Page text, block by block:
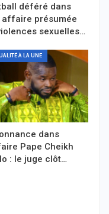
déféré dans
affaire présumée
sexuelles…
À LA UNE
dans
Pape Cheikh
: le juge clôt…